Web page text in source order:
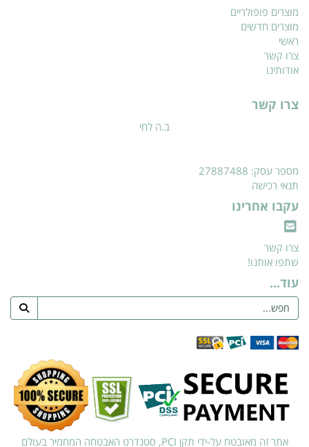
מוצרים פופולריים
מוצרים חדשים
ראשי
צרו קשר
אודותינו
צרו קשר
ב.ה לחי
מספר עסק: 27887488
תנאי רכישה
עקבו אחרינו
צרו קשר
שתפו אותנו!
עוד...
אתר זה מאובטח על-ידי תקן PCI, סטנדרט האבטחה המחמיר בעולם